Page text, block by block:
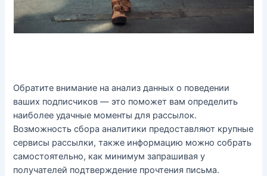
Обратите внимание на анализ данных о поведении
ваших подписчиков — это поможет вам определить
наиболее удачные моменты для рассылок.
Возможность сбора аналитики предоставляют крупные
сервисы рассылки, также информацию можно собрать
самостоятельно, как минимум запрашивая у
получателей подтверждение прочтения письма.